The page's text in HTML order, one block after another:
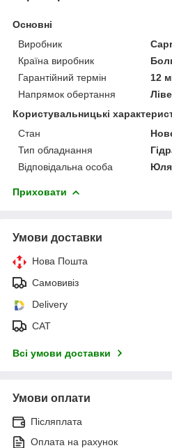
Основні
Виробник
Країна виробник
Гарантійний термін
12
Напрямок обертання
Користувальницькі
Стан
Тип обладнання
Відповідальна особа
Юля
Приховати
Умови доставки
Нова Пошта
Самовивіз
Delivery
САТ
Всі умови доставки
Умови оплати
Післяплата
Оплата на рахунок